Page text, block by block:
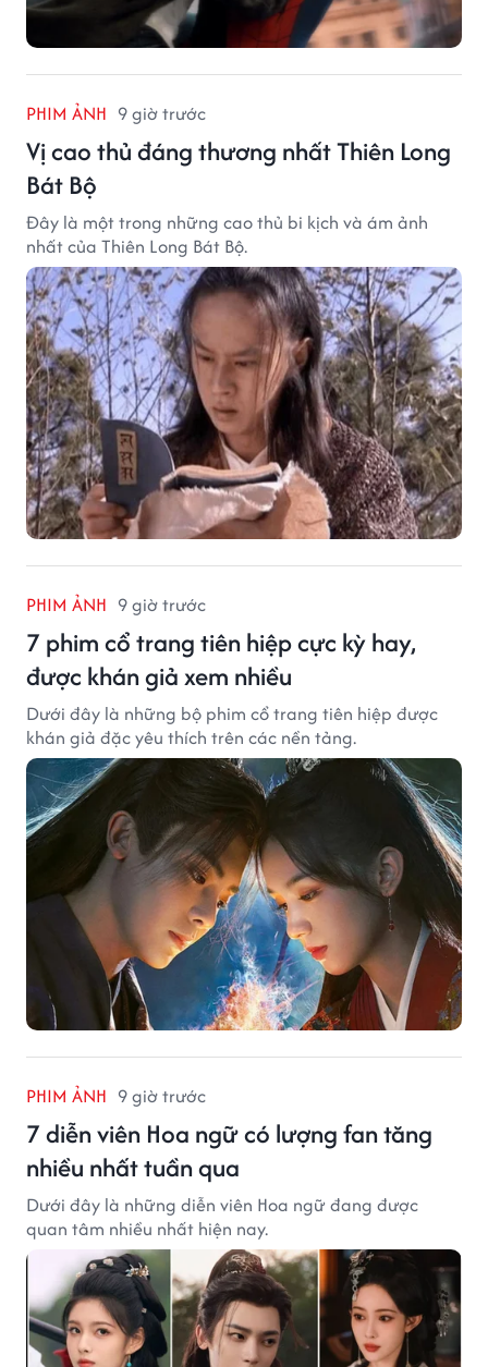
PHIM ẢNH 9 giờ trước
Vị cao thủ đáng thương nhất Thiên Long
Bát Bộ
Đây là một trong những cao thủ bi kịch và ám ảnh
nhất của Thiên Long Bát Bộ.
PHIM ẢNH 9 giờ trước
7 phim cổ trang tiên hiệp cực kỳ hay,
được khán giả xem nhiều
Dưới đây là những bộ phim cổ trang tiên hiệp được
khán giả đặc yêu thích trên các nền tảng.
PHIM ẢNH 9 giờ trước
7 diễn viên Hoa ngữ có lượng fan tăng
nhiều nhất tuần qua
Dưới đây là những diễn viên Hoa ngữ đang được
quan tâm nhiều nhất hiện nay.